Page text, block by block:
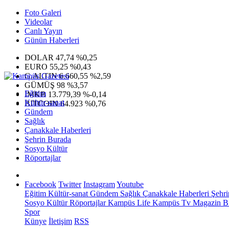
Foto Galeri
Videolar
Canlı Yayın
Günün Haberleri
DOLAR 47,74 %0,25
EURO 55,25 %0,43
G.ALTIN6.660,55 %2,59
GÜMÜŞ 98 %3,57
IMKB 13.779,39 %-0,14
BITCOIN64.923 %0,76
Eğitim
Kültür-sanat
Gündem
Sağlık
Çanakkale Haberleri
Şehrin Burada
Sosyo Kültür
Röportajlar
Facebook Twitter InstagramYoutube
Eğitim Kültür-sanat Gündem Sağlık Çanakkale Haberleri
Sosyo KültürRöportajlarKampüs Life Kampüs Tv Magazin
Spor
Künye İletişim RSS